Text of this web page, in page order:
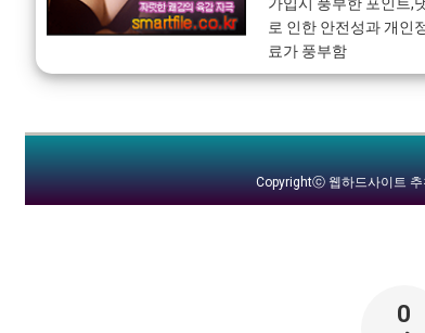
로 인한 안전성과 개인
료가 풍부함
Copyrightⓒ웹하드사이트 추
0